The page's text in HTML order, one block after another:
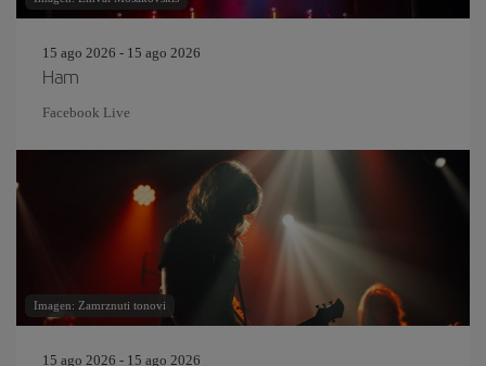
15 ago 2026 - 15 ago 2026
Ham
Facebook Live
Imagen: Zamrznuti tonovi
15 ago 2026 - 15 ago 2026